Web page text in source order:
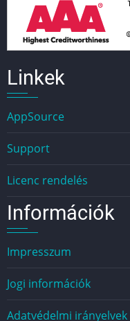
Linkek
AppSource
Support
Licenc rendelés
Információk
Impresszum
Jogi információk
Adatvédelmi irányelvek